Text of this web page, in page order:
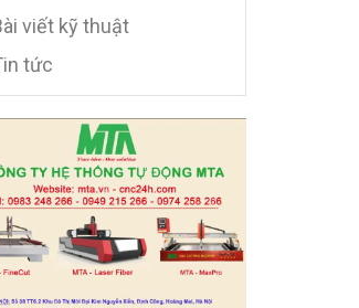
viết kỹ thuật
tức